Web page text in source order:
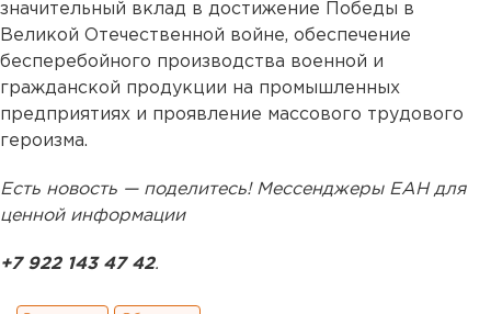
значительный вклад в достижение Победы в
Великой Отечественной войне, обеспечение
бесперебойного производства военной и
гражданской продукции на промышленных
предприятиях и проявление массового трудового
героизма.
Есть новость — поделитесь! Мессенджеры ЕАН для
ценной информации
+7 922 143 47 42.